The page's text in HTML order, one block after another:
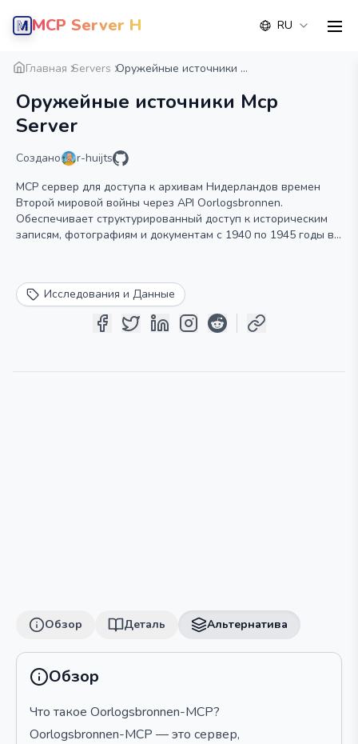
MCP Server Hub RU
Главная Servers Оружейные источники ...
Оружейные источники Mcp
Server
Создано
r-huijts
MCP сервер для доступа к архивам Нидерландов времен
Второй мировой войны через API Oorlogsbronnen.
Обеспечивает структурированный доступ к историческим
записям, фотографиям и документам с 1940 по 1945 годы в
Исследования и Данные
Обзор Деталь Альтернатива
Обзор Деталь Альтернатива
Обзор
Что такое Oorlogsbronnen-MCP?
Oorlogsbronnen-MCP — это сервер,